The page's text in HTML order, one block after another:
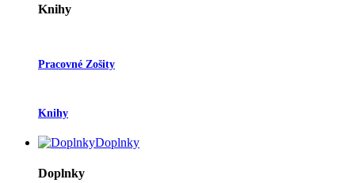
Knihy
Pracovné Zošity
Knihy
Doplnky
Doplnky